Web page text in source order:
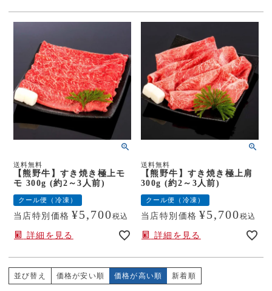
送料無料
【熊野牛】すき焼き極上モ
モ 300g (約2～3人前)
クール便（冷凍）
当店特別価格 ¥5,700税込
詳細を見る
送料無料
【熊野牛】すき焼き極上肩
300g (約2～3人前)
クール便（冷凍）
当店特別価格 ¥5,700税込
詳細を見る
並び替え 価格が安い順 価格が高い順 新着順